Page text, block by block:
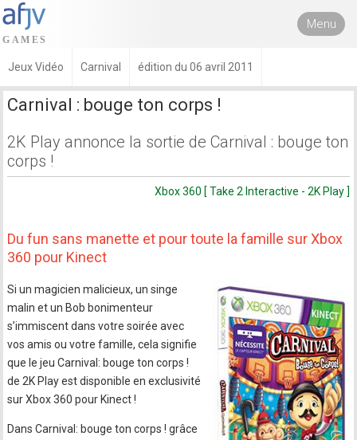
Menu
Jeux Vidéo Carnival édition du 06 avril 2011
Carnival : bouge ton corps !
2K Play annonce la sortie de Carnival : bouge ton
corps !
Xbox 360 [ Take 2 Interactive - 2K Play ]
Du fun sans manette et pour toute la famille sur Xbox
360 pour Kinect
Si un magicien malicieux, un singe
malin et un Bob bonimenteur
s’immiscent dans votre soirée avec
vos amis ou votre famille, cela signifie
que le jeu Carnival: bouge ton corps !
de 2K Play est disponible en exclusivité
sur Xbox 360 pour Kinect !
Dans Carnival: bouge ton corps ! grâce